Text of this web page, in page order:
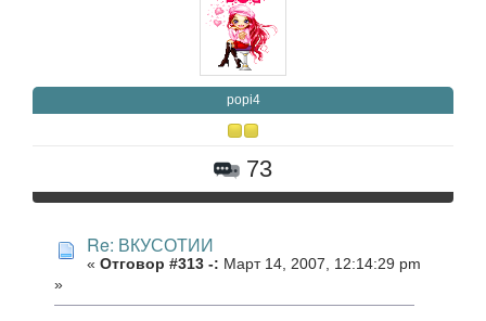
popi4
73
Re: ВКУСОТИИ
« Отговор #313 -: Март 14, 2007, 12:14:29 pm
»